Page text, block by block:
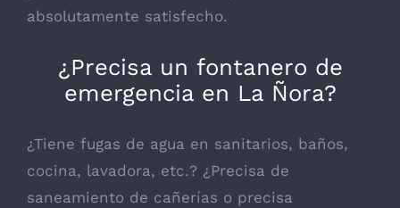
absolutamente satisfecho.
¿Precisa un fontanero de
emergencia en La Ñora?
¿Tiene fugas de agua en sanitarios, baños,
cocina, lavadora, etc.? ¿Precisa de
saneamiento de cañerías o precisa